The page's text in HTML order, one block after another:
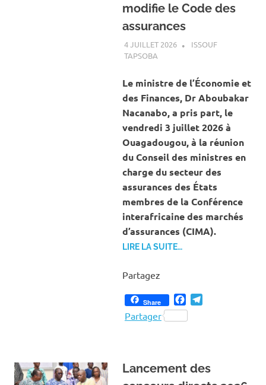
modifie le Code des
assurances
4 JUILLET 2026
ISSOUF
TAPSOBA
Le ministre de l’Économie et
des Finances, Dr Aboubakar
Nacanabo, a pris part, le
vendredi 3 juillet 2026 à
Ouagadougou, à la réunion
du Conseil des ministres en
charge du secteur des
assurances des États
membres de la Conférence
interafricaine des marchés
d’assurances (CIMA).
LIRE LA SUITE…
Partagez
Share Facebook
Partager
Lancement des